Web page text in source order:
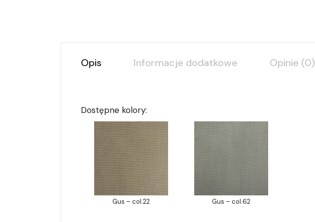
Opis Informacje dodatkowe Opinie (0)
Dostępne kolory:
Gus – col.22 Gus – col.62